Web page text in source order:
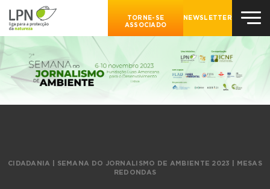
TORNE-SE
ASSOCIADO
NEWSLETTER
CIDADANIA SEMANA DO JORNALISMO DE AMBIENTE 2023
MESAS
REDONDAS